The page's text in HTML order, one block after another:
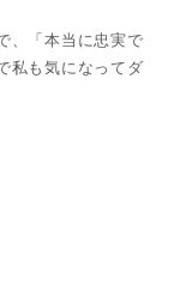
、「本当に忠実で
私も気になってダ